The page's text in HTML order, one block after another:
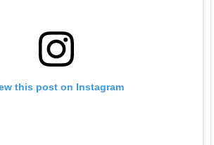
this post on Instagram